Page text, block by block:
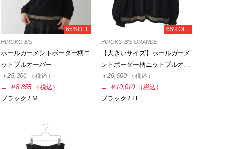
65%OFF
HIROKO BIS
ホールガーメントボーダー柄ニ
ットプルオーバー
￥25,300（税込）
→
￥8,855
（税込）
ブラック / M
65%OFF
HIROKO BIS GRANDE
【大きいサイズ】ホールガーメ
ントボーダー柄ニットプルオ…
￥28,600（税込）
→
￥10,010
（税込）
ブラック / LL